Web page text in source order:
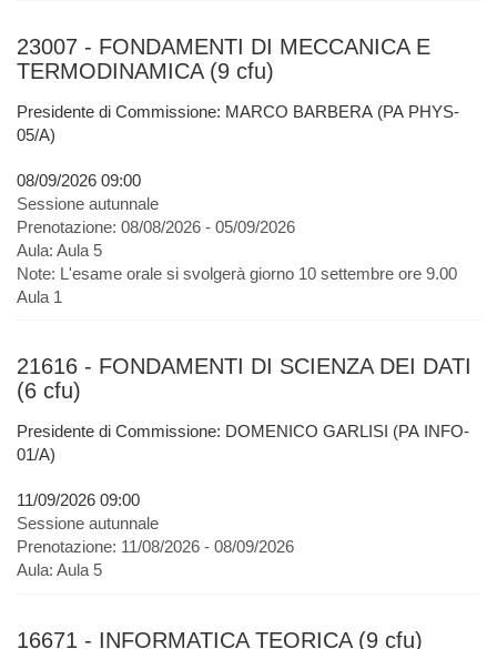
23007 - FONDAMENTI DI MECCANICA E
TERMODINAMICA (9 cfu)
Presidente di Commissione: MARCO BARBERA (PA PHYS-
05/A)
08/09/2026 09:00
Sessione autunnale
Prenotazione: 08/08/2026 - 05/09/2026
Aula: Aula 5
Note: L'esame orale si svolgerà giorno 10 settembre ore 9.00
Aula 1
21616 - FONDAMENTI DI SCIENZA DEI DATI
(6 cfu)
Presidente di Commissione: DOMENICO GARLISI (PA INFO-
01/A)
11/09/2026 09:00
Sessione autunnale
Prenotazione: 11/08/2026 - 08/09/2026
Aula: Aula 5
16671 - INFORMATICA TEORICA (9 cfu)